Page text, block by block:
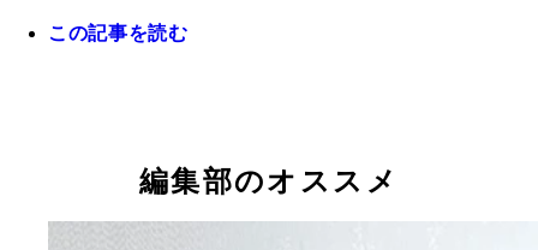
（Ｃ）イーネット・フロンティア
ロンティア
この記事を読む
編集部のオススメ